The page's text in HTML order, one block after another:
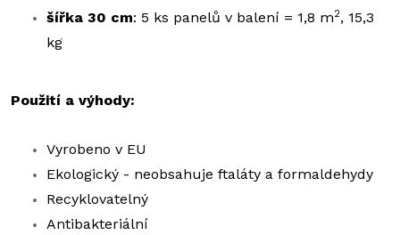
šířka 30 cm: 5 ks panelů v balení = 1,8 m2, 15,3
kg
Použití a výhody:
Vyrobeno v EU
Ekologický - neobsahuje ftaláty a formaldehydy
Recyklovatelný
Antibakteriální